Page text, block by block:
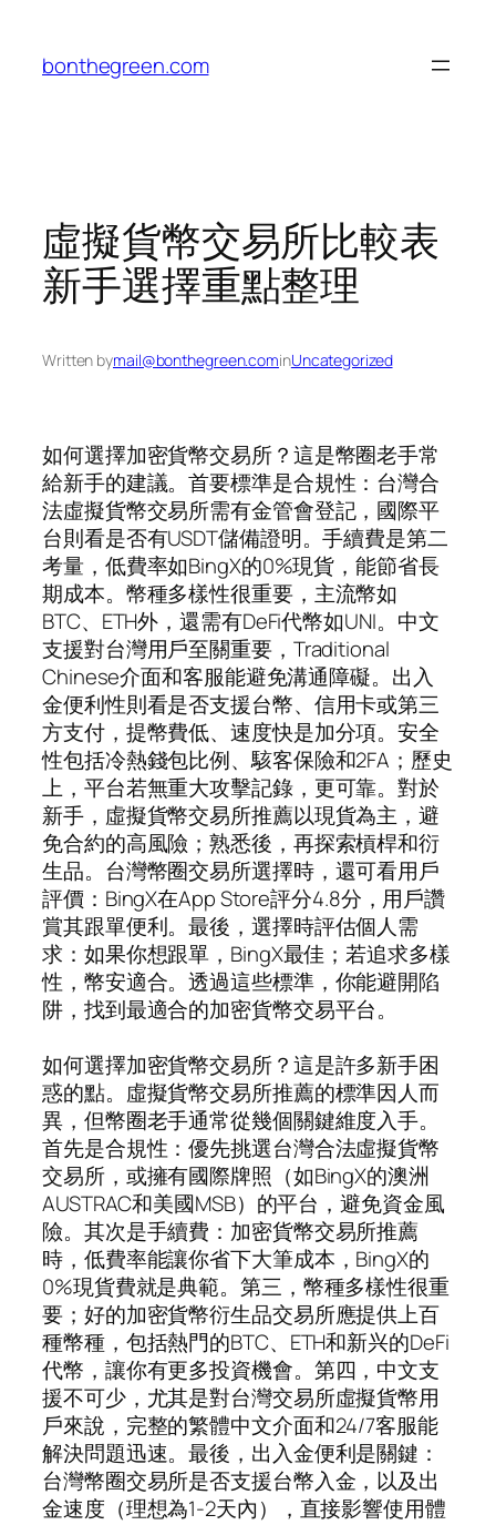
content
bonthegreen.com
虛擬貨幣交易所比較表
新手選擇重點整理
Written bymail@bonthegreen.cominUncategorized
如何選擇加密貨幣交易所？這是幣圈老手常
給新手的建議。首要標準是合規性：台灣合
法虛擬貨幣交易所需有金管會登記，國際平
台則看是否有USDT儲備證明。手續費是第二
考量，低費率如BingX的0%現貨，能節省長
期成本。幣種多樣性很重要，主流幣如
BTC、ETH外，還需有DeFi代幣如UNI。中文
支援對台灣用戶至關重要，Traditional
Chinese介面和客服能避免溝通障礙。出入
金便利性則看是否支援台幣、信用卡或第三
方支付，提幣費低、速度快是加分項。安全
性包括冷熱錢包比例、駭客保險和2FA；歷史
上，平台若無重大攻擊記錄，更可靠。對於
新手，虛擬貨幣交易所推薦以現貨為主，避
免合約的高風險；熟悉後，再探索槓桿和衍
生品。台灣幣圈交易所選擇時，還可看用戶
評價：BingX在App Store評分4.8分，用戶讚
賞其跟單便利。最後，選擇時評估個人需
求：如果你想跟單，BingX最佳；若追求多樣
性，幣安適合。透過這些標準，你能避開陷
阱，找到最適合的加密貨幣交易平台。
如何選擇加密貨幣交易所？這是許多新手困
惑的點。虛擬貨幣交易所推薦的標準因人而
異，但幣圈老手通常從幾個關鍵維度入手。
首先是合規性：優先挑選台灣合法虛擬貨幣
交易所，或擁有國際牌照（如BingX的澳洲
AUSTRAC和美國MSB）的平台，避免資金風
險。其次是手續費：加密貨幣交易所推薦
時，低費率能讓你省下大筆成本，BingX的
0%現貨費就是典範。第三，幣種多樣性很重
要；好的加密貨幣衍生品交易所應提供上百
種幣種，包括熱門的BTC、ETH和新兴的DeFi
代幣，讓你有更多投資機會。第四，中文支
援不可少，尤其是對台灣交易所虛擬貨幣用
戶來說，完整的繁體中文介面和24/7客服能
解決問題迅速。最後，出入金便利是關鍵：
台灣幣圈交易所是否支援台幣入金，以及出
金速度（理想為1-2天內），直接影響使用體